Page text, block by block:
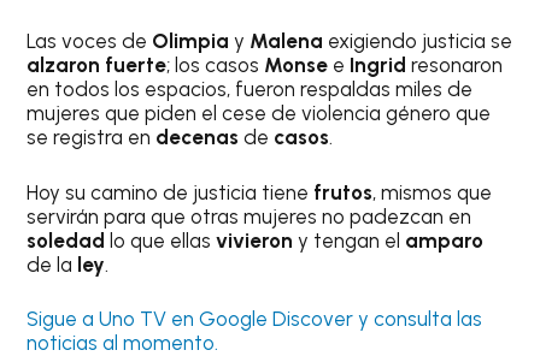
Las voces de Olimpiay Malena exigiendo justicia se
alzaron fuerte; los casos Monse e Ingridresonaron
en todos los espacios, fueron respaldas miles de
mujeres que piden el cese de violencia género que
se registra en decenasde casos.
Hoy su camino de justicia tiene frutos, mismos que
servirán para que otras mujeres no padezcan en
soledadlo que ellasvivierony tengan el amparo
de la ley.
Sigue a Uno TV en Google Discover y consulta las
noticias al momento.